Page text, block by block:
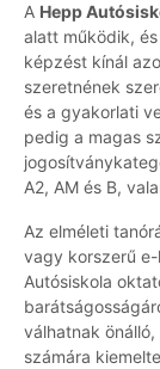
A Hepp
alatt működik,
képzést kínál
szeretnének
és a gyakorlati
pedig a magas
A2, AM és B,
Az elméleti
vagy korszerű
Autósiskola
válhatnak
számára